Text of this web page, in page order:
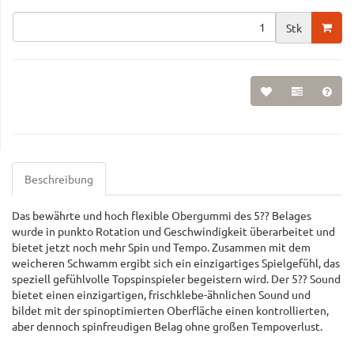
Stk
Beschreibung
Das bewährte und hoch flexible Obergummi des 5?? Belages
wurde in punkto Rotation und Geschwindigkeit überarbeitet und
bietet jetzt noch mehr Spin und Tempo. Zusammen mit dem
weicheren Schwamm ergibt sich ein einzigartiges Spielgefühl, das
speziell gefühlvolle Topspinspieler begeistern wird. Der 5?? Sound
bietet einen einzigartigen, frischklebe-ähnlichen Sound und
bildet mit der spinoptimierten Oberfläche einen kontrollierten,
aber dennoch spinfreudigen Belag ohne großen Tempoverlust.